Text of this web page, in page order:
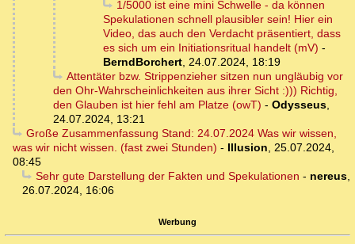
1/5000 ist eine mini Schwelle - da können
Spekulationen schnell plausibler sein! Hier ein
Video, das auch den Verdacht präsentiert, dass
es sich um ein Initiationsritual handelt (mV) -
BerndBorchert, 24.07.2024, 18:19
Attentäter bzw. Strippenzieher sitzen nun ungläubig vor
den Ohr-Wahrscheinlichkeiten aus ihrer Sicht :))) Richtig,
den Glauben ist hier fehl am Platze (owT) - Odysseus,
24.07.2024, 13:21
Große Zusammenfassung Stand: 24.07.2024 Was wir wissen,
was wir nicht wissen. (fast zwei Stunden) - Illusion, 25.07.2024,
08:45
Sehr gute Darstellung der Fakten und Spekulationen - nereus,
26.07.2024, 16:06
Werbung